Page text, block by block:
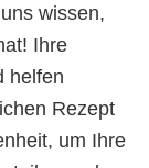
wissen,
Ihre
helfen
Rezept
um Ihre